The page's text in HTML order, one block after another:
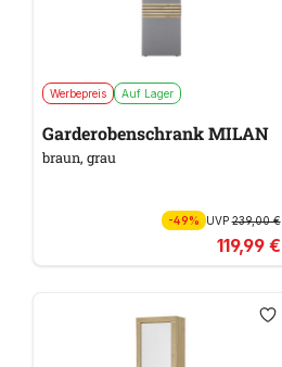
Werbepreis Auf Lager
Garderobenschrank MILAN
braun, grau
-49% UVP239,00 €
119,99 €